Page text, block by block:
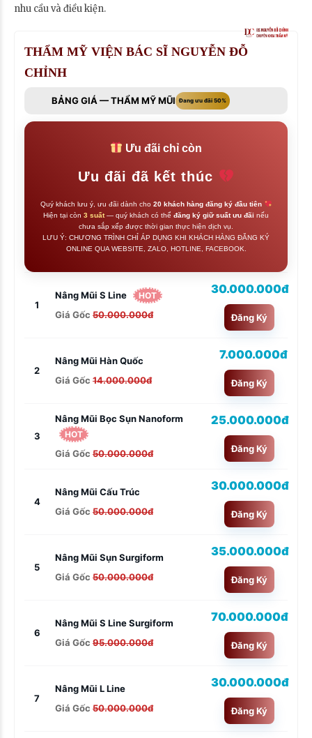
nhu cầu và điều kiện.
THẨM MỸ VIỆN BÁC SĨ NGUYỄN ĐỖ
CHỈNH
BẢNG GIÁ — THẨM MỸ MŨI Đang ưu đãi 50%
Ưu đãi chỉ còn
Ưu đãi đã kết thúc
Quý khách lưu ý, ưu đãi dành cho 20 khách hàng đăng ký đầu tiên
Hiện tại còn 3 suất— quý khách có thể đăng ký giữ suất ưu đãi nếu
chưa sắp xếp được thời gian thực hiện dịch vụ.
LƯU Ý: CHƯƠNG TRÌNH CHỈ ÁP DỤNG KHI KHÁCH HÀNG ĐĂNG KÝ
ONLINE QUA WEBSITE, ZALO, HOTLINE, FACEBOOK.
1
Nâng Mũi S Line HOT
Giá Gốc 50.000.000đ
30.000.000đ
Đăng Ký
2
Nâng Mũi Hàn Quốc
Giá Gốc 14.000.000đ
7.000.000đ
Đăng Ký
3
Nâng Mũi Bọc Sụn Nanoform
HOT
Giá Gốc 50.000.000đ
25.000.000đ
Đăng Ký
4
Nâng Mũi Cấu Trúc
Giá Gốc 50.000.000đ
30.000.000đ
Đăng Ký
5
Nâng Mũi Sụn Surgiform
Giá Gốc 50.000.000đ
35.000.000đ
Đăng Ký
6
Nâng Mũi S Line Surgiform
Giá Gốc 95.000.000đ
70.000.000đ
Đăng Ký
7
Nâng Mũi L Line
Giá Gốc 50.000.000đ
30.000.000đ
Đăng Ký